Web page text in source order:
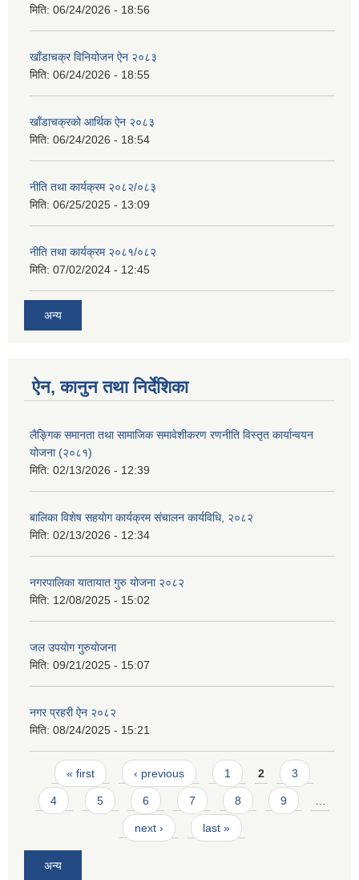
मिति: 06/24/2026 - 18:56
खाँडाचक्र विनियोजन ऐन २०८३
मिति: 06/24/2026 - 18:55
खाँडाचक्रको आर्थिक ऐन २०८३
मिति: 06/24/2026 - 18:54
नीति तथा कार्यक्रम २०८२/०८३
मिति: 06/25/2025 - 13:09
नीति तथा कार्यक्रम २०८१/०८२
मिति: 07/02/2024 - 12:45
अन्य
ऐन, कानुन तथा निर्देशिका
लैङ्गिक समानता तथा सामाजिक समावेशीकरण रणनीति विस्तृत कार्यान्वयन
योजना (२०८१)
मिति: 02/13/2026 - 12:39
बालिका विशेष सहयाेग कार्यक्रम स‌ंचालन कार्यविधि, २०८२
मिति: 02/13/2026 - 12:34
नगरपालिका यातायात गुरु योजना २०८२
मिति: 12/08/2025 - 15:02
जल उपयाेग गुरुयाेजना
मिति: 09/21/2025 - 15:07
नगर प्रहरी ऐन २०८२
मिति: 08/24/2025 - 15:21
Pages
« first ‹ previous 1 2 3
4 5 6 7 8 9 …
next › last »
अन्य